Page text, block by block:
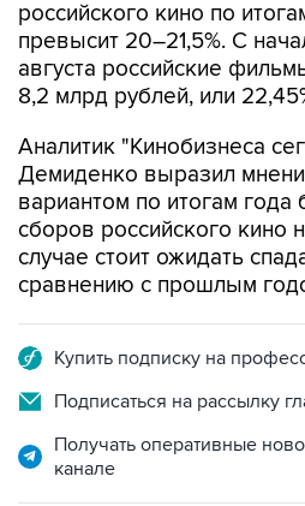
российского кино по
превысит 20–21,5%. С
августа российские
8,2 млрд рублей, или
Аналитик "Кинобизнеса
Демиденко выразил
вариантом по итогам года
сборов российского кино
случае стоит ожидать
сравнению с прошлым
Купить подписку на
Подписаться на рассылку
Получать оперативные
канале